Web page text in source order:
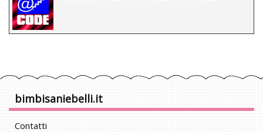
bimbisaniebelli.it
Contatti